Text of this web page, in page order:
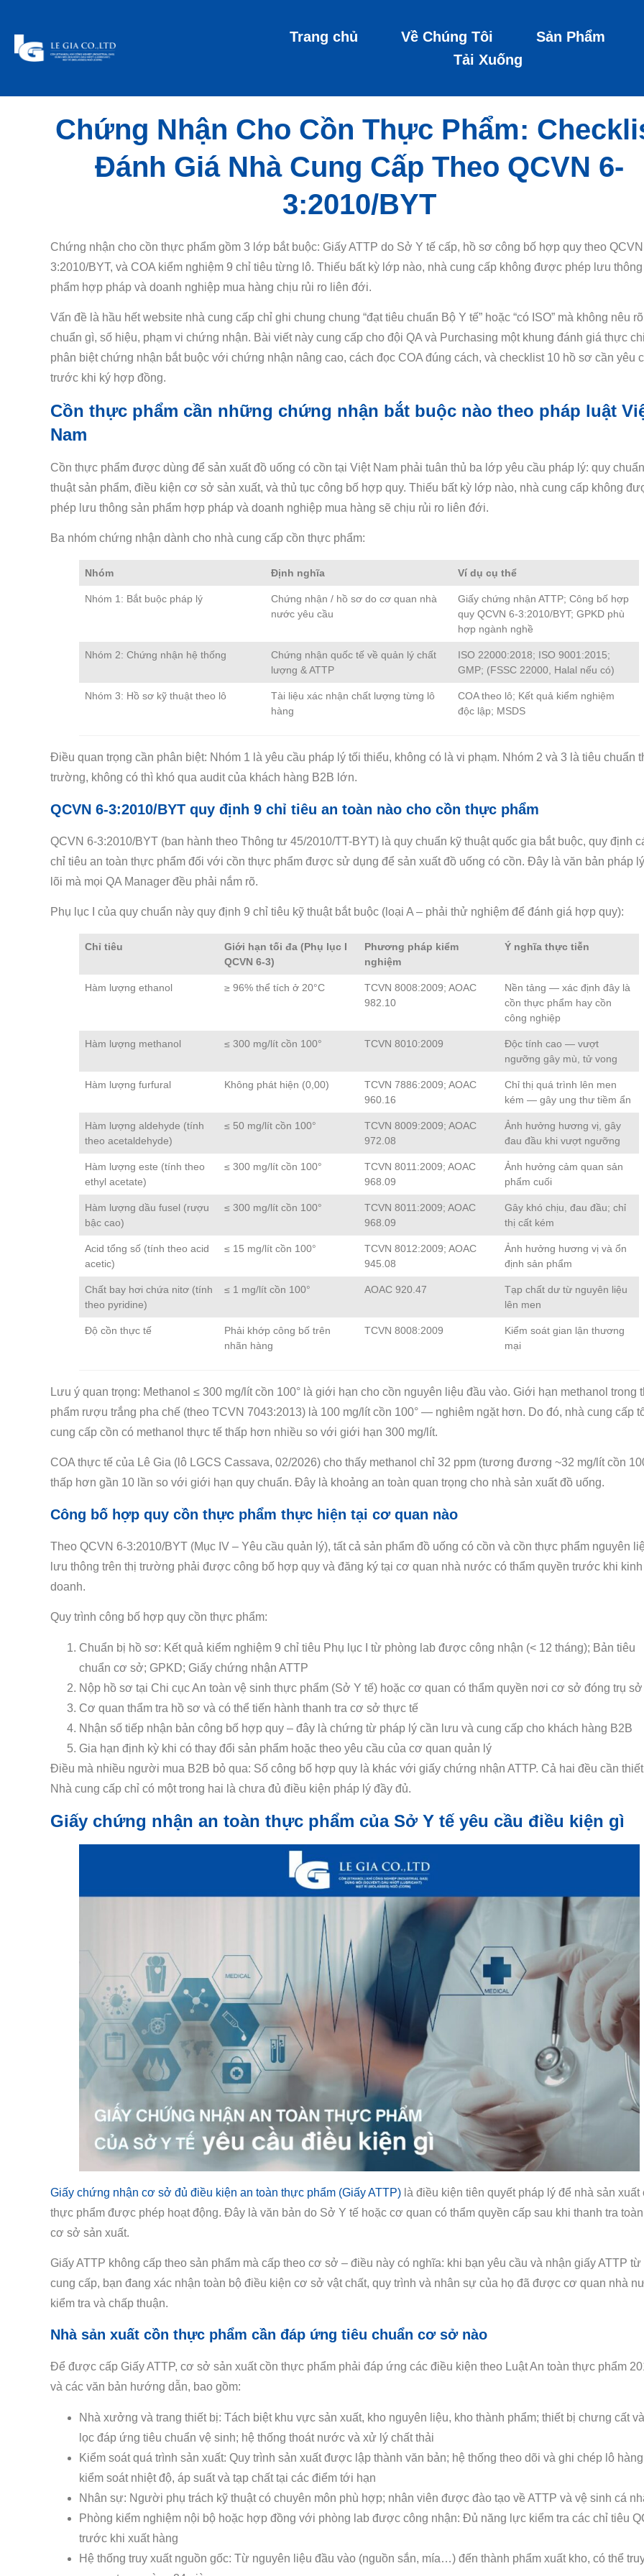
Trang chủ Về Chúng Tôi
Sản Phẩm
Tải Xuống
Chứng Nhận Cho Cồn Thực Phẩm:
Đánh Giá Nhà Cung Cấp Theo QCVN 6-
3:2010/BYT
Chứng nhận cho cồn thực phẩm gồm 3 lớp bắt buộc: Giấy ATTP do Sở Y tế cấp, hồ sơ công bố hợp quy theo
3:2010/BYT, và COA kiểm nghiệm 9 chỉ tiêu từng lô. Thiếu bất kỳ lớp nào, nhà cung cấp không được phép lưu
phẩm hợp pháp và doanh nghiệp mua hàng chịu rủi ro liên đới.
Vấn đề là hầu hết website nhà cung cấp chỉ ghi chung chung “đạt tiêu chuẩn Bộ Y tế” hoặc “có ISO” mà không nêu
chuẩn gì, số hiệu, phạm vi chứng nhận. Bài viết này cung cấp cho đội QA và Purchasing một khung đánh giá thực
phân biệt chứng nhận bắt buộc với chứng nhận nâng cao, cách đọc COA đúng cách, và checklist 10 hồ sơ cần yêu
trước khi ký hợp đồng.
Cồn thực phẩm cần những chứng nhận bắt buộc nào theo pháp luật
Nam
Cồn thực phẩm được dùng để sản xuất đồ uống có cồn tại Việt Nam phải tuân thủ ba lớp yêu cầu pháp lý: quy
thuật sản phẩm, điều kiện cơ sở sản xuất, và thủ tục công bố hợp quy. Thiếu bất kỳ lớp nào, nhà cung cấp không
phép lưu thông sản phẩm hợp pháp và doanh nghiệp mua hàng sẽ chịu rủi ro liên đới.
Ba nhóm chứng nhận dành cho nhà cung cấp cồn thực phẩm:
Nhóm Định nghĩa Ví dụ cụ thể
Nhóm 1: Bắt buộc pháp lý
Chứng nhận / hồ sơ do cơ quan nhà
nước yêu cầu
Giấy chứng nhận ATTP; Công bố hợp
quy QCVN 6-3:2010/BYT; GPKD phù
hợp ngành nghề
Nhóm 2: Chứng nhận hệ thống
Chứng nhận quốc tế về quản lý chất
lượng & ATTP
ISO 22000:2018; ISO 9001:2015;
GMP; (FSSC 22000, Halal nếu có)
Nhóm 3: Hồ sơ kỹ thuật theo lô
Tài liệu xác nhận chất lượng từng lô
hàng
COA theo lô; Kết quả kiểm nghiệm
độc lập; MSDS
Điều quan trọng cần phân biệt: Nhóm 1 là yêu cầu pháp lý tối thiểu, không có là vi phạm. Nhóm 2 và 3 là tiêu chuẩn
trường, không có thì khó qua audit của khách hàng B2B lớn.
QCVN 6-3:2010/BYT quy định 9 chỉ tiêu an toàn nào cho cồn thực phẩm
QCVN 6-3:2010/BYT (ban hành theo Thông tư 45/2010/TT-BYT) là quy chuẩn kỹ thuật quốc gia bắt buộc, quy định
chỉ tiêu an toàn thực phẩm đối với cồn thực phẩm được sử dụng để sản xuất đồ uống có cồn. Đây là văn bản pháp
lõi mà mọi QA Manager đều phải nắm rõ.
Phụ lục I của quy chuẩn này quy định 9 chỉ tiêu kỹ thuật bắt buộc (loại A – phải thử nghiệm để đánh giá hợp quy):
Chỉ tiêu
Giới hạn tối đa (Phụ lục I
QCVN 6-3)
Phương pháp kiểm
nghiệm
Ý nghĩa thực tiễn
Hàm lượng ethanol ≥ 96% thể tích ở 20°C
TCVN 8008:2009; AOAC
982.10
Nền tảng — xác định đây là
cồn thực phẩm hay cồn
công nghiệp
Hàm lượng methanol ≤ 300 mg/lít cồn 100° TCVN 8010:2009
Độc tính cao — vượt
ngưỡng gây mù, tử vong
Hàm lượng furfural Không phát hiện (0,00)
TCVN 7886:2009; AOAC
960.16
Chỉ thị quá trình lên men
kém — gây ung thư tiềm ẩn
Hàm lượng aldehyde (tính
theo acetaldehyde)
≤ 50 mg/lít cồn 100°
TCVN 8009:2009; AOAC
972.08
Ảnh hưởng hương vị, gây
đau đầu khi vượt ngưỡng
Hàm lượng este (tính theo
ethyl acetate)
≤ 300 mg/lít cồn 100°
TCVN 8011:2009; AOAC
968.09
Ảnh hưởng cảm quan sản
phẩm cuối
Hàm lượng dầu fusel (rượu
bậc cao)
≤ 300 mg/lít cồn 100°
TCVN 8011:2009; AOAC
968.09
Gây khó chịu, đau đầu; chỉ
thị cất kém
Acid tổng số (tính theo acid
acetic)
≤ 15 mg/lít cồn 100°
TCVN 8012:2009; AOAC
945.08
Ảnh hưởng hương vị và ổn
định sản phẩm
Chất bay hơi chứa nitơ (tính
theo pyridine)
≤ 1 mg/lít cồn 100° AOAC 920.47
Tạp chất dư từ nguyên liệu
lên men
Độ cồn thực tế
Phải khớp công bố trên
nhãn hàng
TCVN 8008:2009
Kiểm soát gian lận thương
mại
Lưu ý quan trọng: Methanol ≤ 300 mg/lít cồn 100° là giới hạn cho cồn nguyên liệu đầu vào. Giới hạn methanol trong
phẩm rượu trắng pha chế (theo TCVN 7043:2013) là 100 mg/lít cồn 100° — nghiêm ngặt hơn. Do đó, nhà cung cấp
cung cấp cồn có methanol thực tế thấp hơn nhiều so với giới hạn 300 mg/lít.
COA thực tế của Lê Gia (lô LGCS Cassava, 02/2026) cho thấy methanol chỉ 32 ppm (tương đương ~32 mg/lít cồn
thấp hơn gần 10 lần so với giới hạn quy chuẩn. Đây là khoảng an toàn quan trọng cho nhà sản xuất đồ uống.
Công bố hợp quy cồn thực phẩm thực hiện tại cơ quan nào
Theo QCVN 6-3:2010/BYT (Mục IV – Yêu cầu quản lý), tất cả sản phẩm đồ uống có cồn và cồn thực phẩm nguyên
lưu thông trên thị trường phải được công bố hợp quy và đăng ký tại cơ quan nhà nước có thẩm quyền trước khi kinh
doanh.
Quy trình công bố hợp quy cồn thực phẩm:
Chuẩn bị hồ sơ: Kết quả kiểm nghiệm 9 chỉ tiêu Phụ lục I từ phòng lab được công nhận (< 12 tháng); Bản tiêu
chuẩn cơ sở; GPKD; Giấy chứng nhận ATTP
Nộp hồ sơ tại Chi cục An toàn vệ sinh thực phẩm (Sở Y tế) hoặc cơ quan có thẩm quyền nơi cơ sở đóng trụ sở
Cơ quan thẩm tra hồ sơ và có thể tiến hành thanh tra cơ sở thực tế
Nhận số tiếp nhận bản công bố hợp quy – đây là chứng từ pháp lý cần lưu và cung cấp cho khách hàng B2B
Gia hạn định kỳ khi có thay đổi sản phẩm hoặc theo yêu cầu của cơ quan quản lý
Điều mà nhiều người mua B2B bỏ qua: Số công bố hợp quy là khác với giấy chứng nhận ATTP. Cả hai đều cần
Nhà cung cấp chỉ có một trong hai là chưa đủ điều kiện pháp lý đầy đủ.
Giấy chứng nhận an toàn thực phẩm của Sở Y tế yêu cầu điều kiện gì
Giấy chứng nhận cơ sở đủ điều kiện an toàn thực phẩm (Giấy ATTP) là điều kiện tiên quyết pháp lý để nhà sản xuất
thực phẩm được phép hoạt động. Đây là văn bản do Sở Y tế hoặc cơ quan có thẩm quyền cấp sau khi thanh tra
cơ sở sản xuất.
Giấy ATTP không cấp theo sản phẩm mà cấp theo cơ sở – điều này có nghĩa: khi bạn yêu cầu và nhận giấy ATTP từ
cung cấp, bạn đang xác nhận toàn bộ điều kiện cơ sở vật chất, quy trình và nhân sự của họ đã được cơ quan nhà
kiểm tra và chấp thuận.
Nhà sản xuất cồn thực phẩm cần đáp ứng tiêu chuẩn cơ sở nào
Để được cấp Giấy ATTP, cơ sở sản xuất cồn thực phẩm phải đáp ứng các điều kiện theo Luật An toàn thực phẩm
và các văn bản hướng dẫn, bao gồm:
Nhà xưởng và trang thiết bị: Tách biệt khu vực sản xuất, kho nguyên liệu, kho thành phẩm; thiết bị chưng cất
lọc đáp ứng tiêu chuẩn vệ sinh; hệ thống thoát nước và xử lý chất thải
Kiểm soát quá trình sản xuất: Quy trình sản xuất được lập thành văn bản; hệ thống theo dõi và ghi chép lô
kiểm soát nhiệt độ, áp suất và tạp chất tại các điểm tới hạn
Nhân sự: Người phụ trách kỹ thuật có chuyên môn phù hợp; nhân viên được đào tạo về ATTP và vệ sinh cá
Phòng kiểm nghiệm nội bộ hoặc hợp đồng với phòng lab được công nhận: Đủ năng lực kiểm tra các chỉ tiêu
trước khi xuất hàng
Hệ thống truy xuất nguồn gốc: Từ nguyên liệu đầu vào (nguồn sắn, mía…) đến thành phẩm xuất kho, có thể